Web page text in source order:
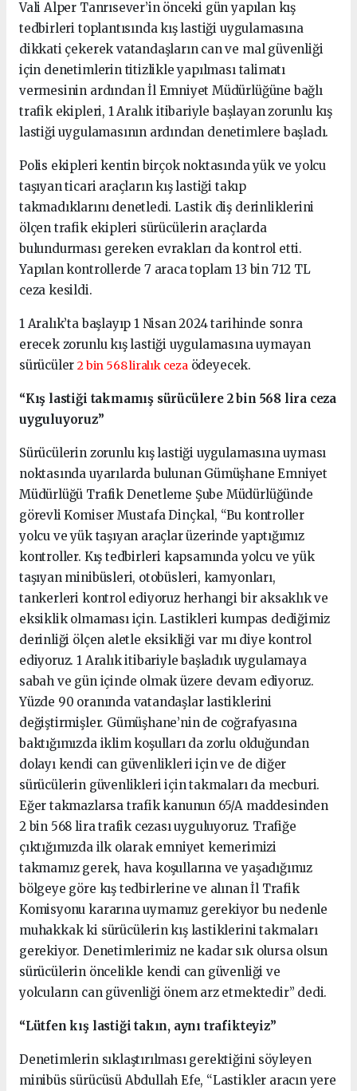
Vali Alper Tanrısever’in önceki gün yapılan kış
tedbirleri toplantısında kış lastiği uygulamasına
dikkati çekerek vatandaşların can ve mal güvenliği
için denetimlerin titizlikle yapılması talimatı
vermesinin ardından İl Emniyet Müdürlüğüne bağlı
trafik ekipleri, 1 Aralık itibariyle başlayan zorunlu kış
lastiği uygulamasının ardından denetimlere başladı.
Polis ekipleri kentin birçok noktasında yük ve yolcu
taşıyan ticari araçların kış lastiği takıp
takmadıklarını denetledi. Lastik diş derinliklerini
ölçen trafik ekipleri sürücülerin araçlarda
bulundurması gereken evrakları da kontrol etti.
Yapılan kontrollerde 7 araca toplam 13 bin 712 TL
ceza kesildi.
1 Aralık’ta başlayıp 1 Nisan 2024 tarihinde sonra
erecek zorunlu kış lastiği uygulamasına uymayan
sürücüler2 bin 568 liralık cezaödeyecek.
“Kış lastiği takmamış sürücülere 2 bin 568 lira ceza
uyguluyoruz”
Sürücülerin zorunlu kış lastiği uygulamasına uyması
noktasında uyarılarda bulunan Gümüşhane Emniyet
Müdürlüğü Trafik Denetleme Şube Müdürlüğünde
görevli Komiser Mustafa Dinçkal, “Bu kontroller
yolcu ve yük taşıyan araçlar üzerinde yaptığımız
kontroller. Kış tedbirleri kapsamında yolcu ve yük
taşıyan minibüsleri, otobüsleri, kamyonları,
tankerleri kontrol ediyoruz herhangi bir aksaklık ve
eksiklik olmaması için. Lastikleri kumpas dediğimiz
derinliği ölçen aletle eksikliği var mı diye kontrol
ediyoruz. 1 Aralık itibariyle başladık uygulamaya
sabah ve gün içinde olmak üzere devam ediyoruz.
Yüzde 90 oranında vatandaşlar lastiklerini
değiştirmişler. Gümüşhane’nin de coğrafyasına
baktığımızda iklim koşulları da zorlu olduğundan
dolayı kendi can güvenlikleri için ve de diğer
sürücülerin güvenlikleri için takmaları da mecburi.
Eğer takmazlarsa trafik kanunun 65/A maddesinden
2 bin 568 lira trafik cezası uyguluyoruz. Trafiğe
çıktığımızda ilk olarak emniyet kemerimizi
takmamız gerek, hava koşullarına ve yaşadığımız
bölgeye göre kış tedbirlerine ve alınan İl Trafik
Komisyonu kararına uymamız gerekiyor bu nedenle
muhakkak ki sürücülerin kış lastiklerini takmaları
gerekiyor. Denetimlerimiz ne kadar sık olursa olsun
sürücülerin öncelikle kendi can güvenliği ve
yolcuların can güvenliği önem arz etmektedir” dedi.
“Lütfen kış lastiği takın, aynı trafikteyiz”
Denetimlerin sıklaştırılması gerektiğini söyleyen
minibüs sürücüsü Abdullah Efe, “Lastikler aracın yere